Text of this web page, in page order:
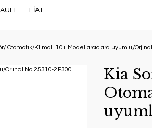
FİAT
Otomatık/Klımalı 10+ Model araclara uyumlu/
Kia